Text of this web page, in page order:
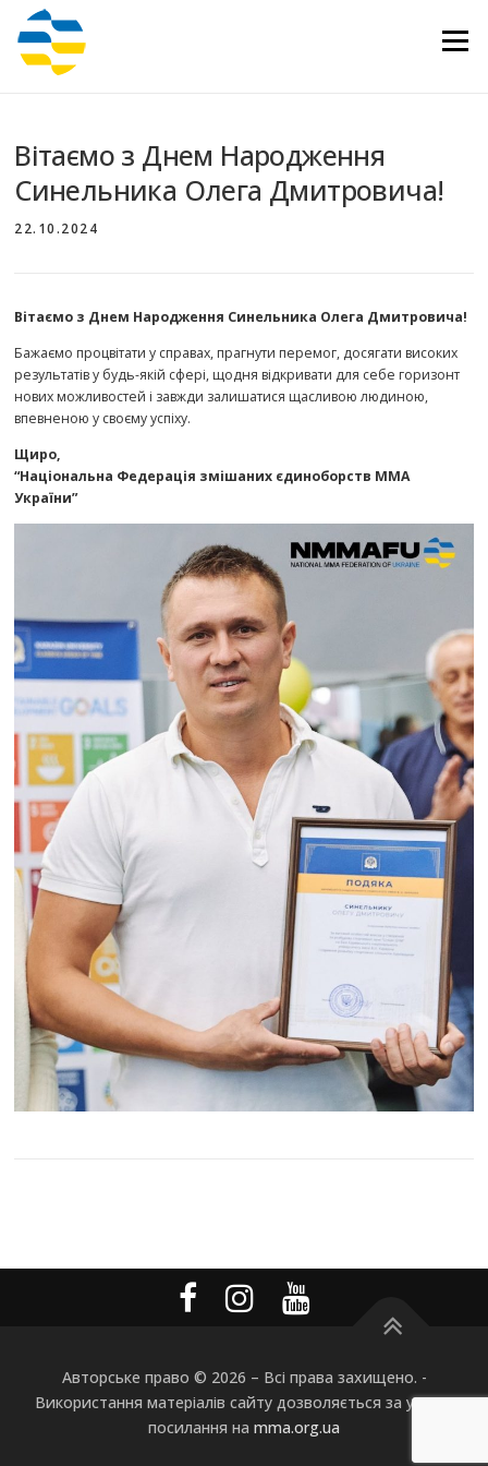
Перейти
вмісту
Меню
Вітаємо з Днем Народження
Синельника Олега Дмитровича!
22.10.2024
Вітаємо з Днем Народження Синельника Олега Дмитровича!
Бажаємо процвітати у справах, прагнути перемог, досягати високих
результатів у будь-якій сфері, щодня відкривати для себе горизонт
нових можливостей і завжди залишатися щасливою людиною,
впевненою у своєму успіху.
Щиро,
“Національна Федерація змішаних єдиноборств ММА
України”
Авторське право © 2026 – Всі права захищено. -
Використання матеріалів сайту дозволяється за умови
посилання на mma.org.ua